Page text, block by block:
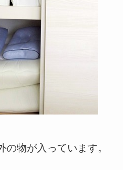
物が入っています。